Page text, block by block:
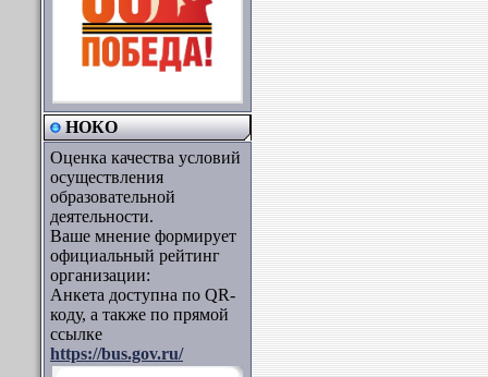
НОКО
Оценка качества условий
осуществления
образовательной
деятельности.
Ваше мнение формирует
официальный рейтинг
организации:
Анкета доступна по QR-
коду, а также по прямой
ссылке
https://bus.gov.ru/